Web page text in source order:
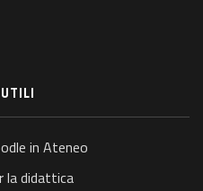
in Ateneo
la didattica